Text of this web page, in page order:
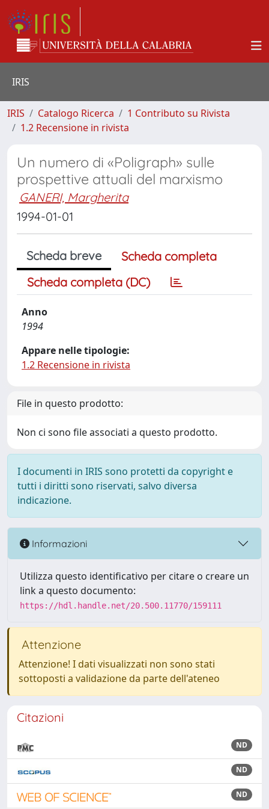
IRIS
IRIS Catalogo Ricerca
1 Contributo su Rivista
1.2 Recensione in rivista
Un numero di «Poligraph» sulle
prospettive attuali del marxismo
GANERI, Margherita
1994-01-01
Scheda breve
Scheda completa
Scheda completa (DC)
Anno
1994
Appare nelle tipologie:
1.2 Recensione in rivista
File in questo prodotto:
Non ci sono file associati a questo prodotto.
I documenti in IRIS sono protetti da copyright e
tutti i diritti sono riservati, salvo diversa
indicazione.
Informazioni
Utilizza questo identificativo per citare o creare un
link a questo documento:
https://hdl.handle.net/20.500.11770/159111
Attenzione
Attenzione! I dati visualizzati non sono stati
sottoposti a validazione da parte dell'ateneo
Citazioni
ND
ND
ND